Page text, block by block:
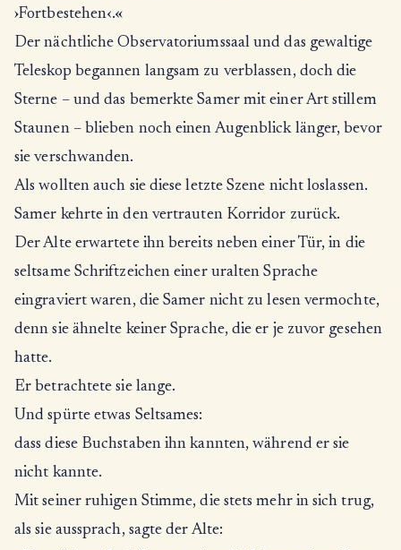
›Fortbestehen‹.«
Der nächtliche Observatoriumssaal und das gewaltige
Teleskop begannen langsam zu verblassen, doch die
Sterne – und das bemerkte Samer mit einer Art stillem
Staunen – blieben noch einen Augenblick länger, bevor
sie verschwanden.
Als wollten auch sie diese letzte Szene nicht loslassen.
Samer kehrte in den vertrauten Korridor zurück.
Der Alte erwartete ihn bereits neben einer Tür, in die
seltsame Schriftzeichen einer uralten Sprache
eingraviert waren, die Samer nicht zu lesen vermochte,
denn sie ähnelte keiner Sprache, die er je zuvor gesehen
hatte.
Er betrachtete sie lange.
Und spürte etwas Seltsames:
dass diese Buchstaben ihn kannten, während er sie
nicht kannte.
Mit seiner ruhigen Stimme, die stets mehr in sich trug,
als sie aussprach, sagte der Alte: